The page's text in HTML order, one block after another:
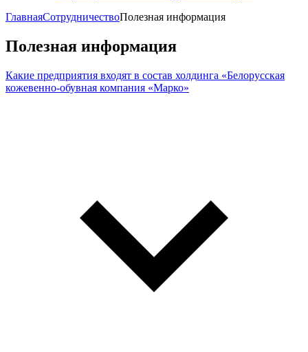
ГлавнаяСотрудничествоПолезная информация
Полезная информация
Какие предприятия входят в состав холдинга «Белорусская
кожевенно-обувная компания «Марко»